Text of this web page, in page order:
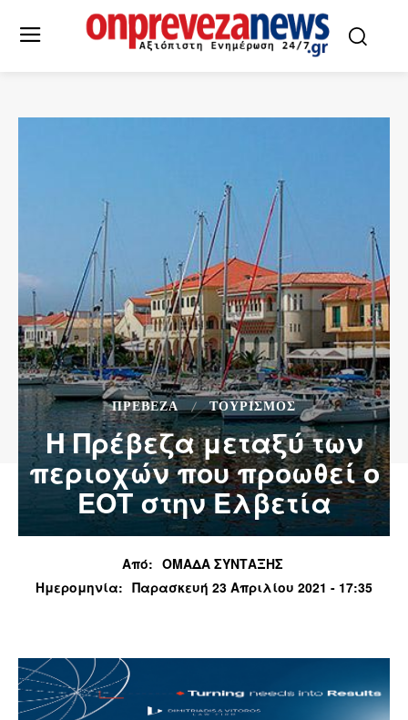
ΠΡΕΒΕΖΑ ΤΟΥΡΙΣΜΟΣ
H Πρέβεζα μεταξύ των
περιοχών που προωθεί ο
ΕΟΤ στην Ελβετία
Από: ΟΜΑΔΑ ΣΥΝΤΑΞΗΣ
Ημερομηνία: Παρασκευή 23 Απριλίου 2021 - 17:35